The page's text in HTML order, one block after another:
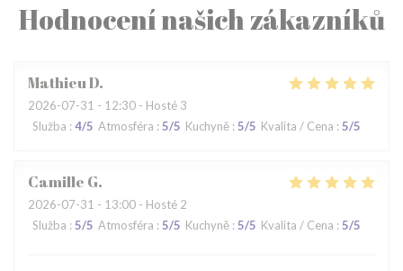
Hodnocení našich zákazníků
MathieuD
2026-07-31 - 12:30 - Hosté 3
Služba : 4/5 Atmosféra : 5/5 Kuchyně : 5/5 Kvalita / Cena : 5/5
Camille G
2026-07-31 - 13:00 - Hosté 2
Služba : 5/5 Atmosféra : 5/5 Kuchyně : 5/5 Kvalita / Cena : 5/5